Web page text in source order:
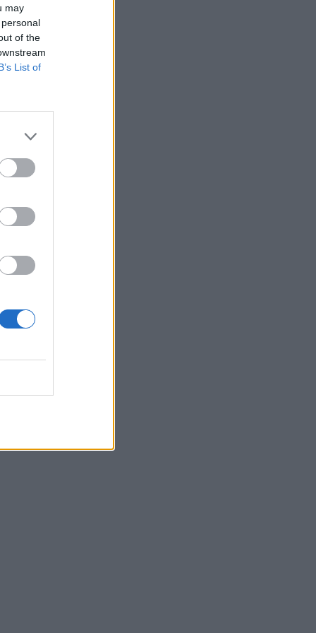
may
of the
List of